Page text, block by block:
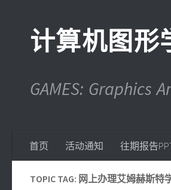
计算机图形
GAMES: Graphics
首页 活动通知 往期报告
TOPIC TAG: 网上办理艾姆赫斯特